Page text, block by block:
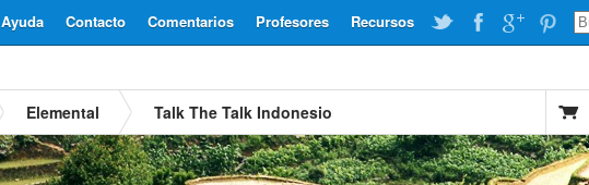
Recursos
Profesores
Comentarios
Contacto
Ayuda
Elemental Talk The Talk Indonesio